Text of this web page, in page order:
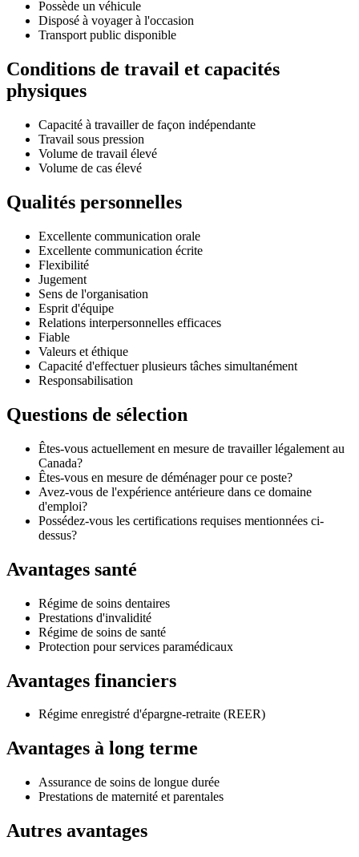
Possède un véhicule
Disposé à voyager à l'occasion
Transport public disponible
Conditions de travail et capacités
physiques
Capacité à travailler de façon indépendante
Travail sous pression
Volume de travail élevé
Volume de cas élevé
Qualités personnelles
Excellente communication orale
Excellente communication écrite
Flexibilité
Jugement
Sens de l'organisation
Esprit d'équipe
Relations interpersonnelles efficaces
Fiable
Valeurs et éthique
Capacité d'effectuer plusieurs tâches simultanément
Responsabilisation
Questions de sélection
Êtes-vous actuellement en mesure de travailler légalement au
Canada?
Êtes-vous en mesure de déménager pour ce poste?
Avez-vous de l'expérience antérieure dans ce domaine
d'emploi?
Possédez-vous les certifications requises mentionnées ci-
dessus?
Avantages santé
Régime de soins dentaires
Prestations d'invalidité
Régime de soins de santé
Protection pour services paramédicaux
Avantages financiers
Régime enregistré d'épargne-retraite (REER)
Avantages à long terme
Assurance de soins de longue durée
Prestations de maternité et parentales
Autres avantages